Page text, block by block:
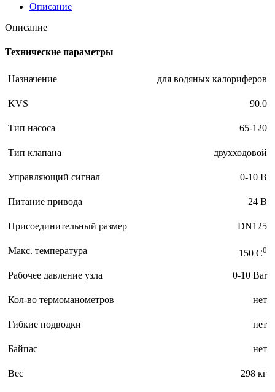
П/
С
Описание
Описание
Технические параметры
Назначение для водяных калориферов
KVS 90.0
Тип насоса 65-120
Тип клапана двухходовой
Управляющий сигнал 0-10 В
Питание привода 24 В
Присоединительный размер DN125
Макс. температура 150 C0
Рабочее давление узла 0-10 Bar
Кол-во термоманометров нет
Гибкие подводки нет
Байпас нет
Вес 298 кг